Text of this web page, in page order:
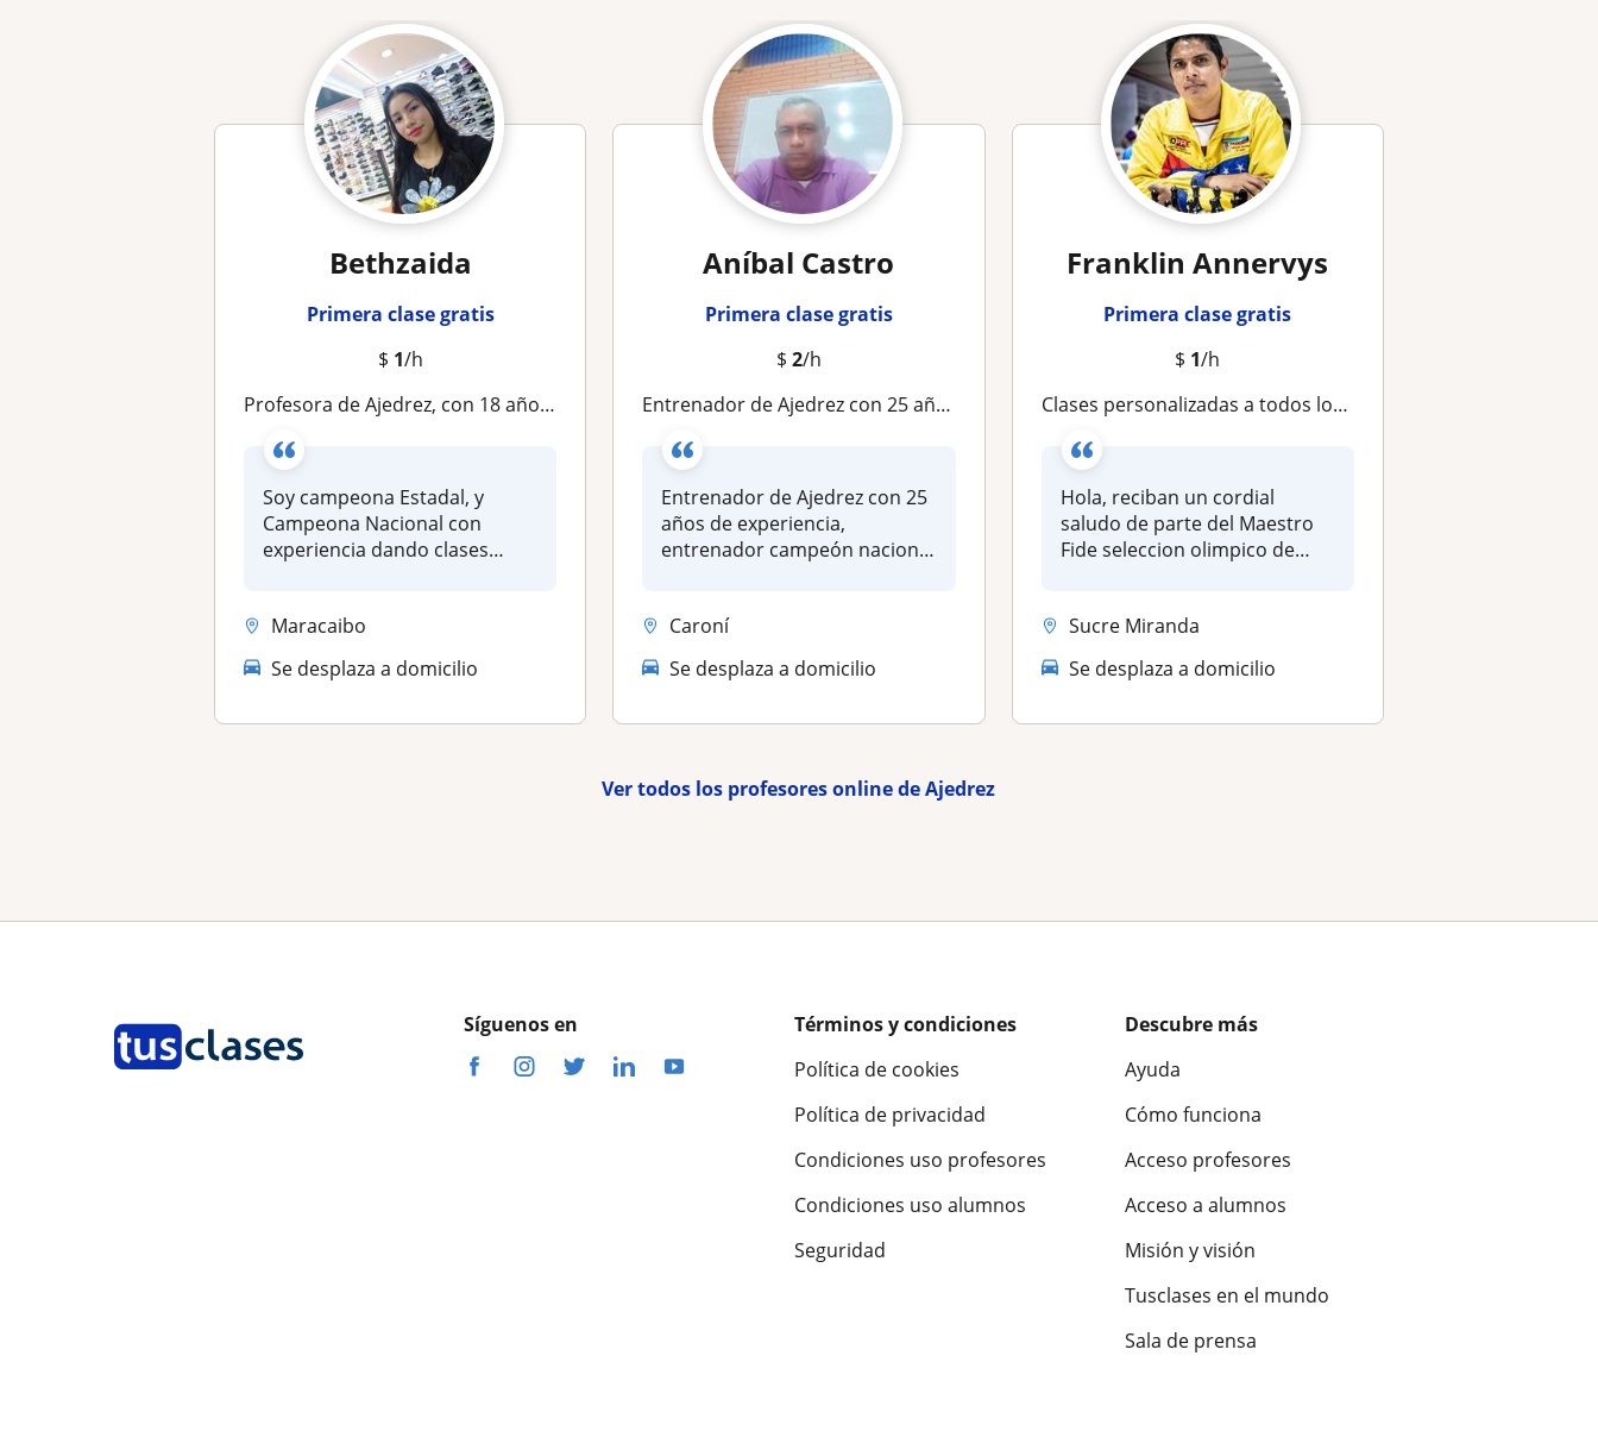
Bethzaida
Primera clase gratis
$ 1/h
Profesora de Ajedrez, con 18 años de experiencia campeona Estadal y Campeona Nacional
Soy campeona Estadal, y
Campeona Nacional con
experiencia dando clases
Maracaibo
Se desplaza a domicilio
Aníbal Castro
Primera clase gratis
$ 2/h
Entrenador de Ajedrez con 25 años de experiencia, entrenador campeón nacional escolar de ajedrez de mi país. ID F.I.D.E
Entrenador de Ajedrez con 25
años de experiencia,
entrenador campeón nacional
Caroní
Se desplaza a domicilio
Franklin Annervys
Primera clase gratis
$ 1/h
Clases personalizadas a todos los niveles
Hola, reciban un cordial
saludo de parte del Maestro
Fide seleccion olimpico de
Sucre Miranda
Se desplaza a domicilio
Ver todos los profesores online de Ajedrez
Síguenos en
Términos y condiciones
Política de cookies
Política de privacidad
Condiciones uso profesores
Condiciones uso alumnos
Seguridad
Descubre más
Ayuda
Cómo funciona
Acceso profesores
Acceso a alumnos
Misión y visión
Tusclases en el mundo
Sala de prensa